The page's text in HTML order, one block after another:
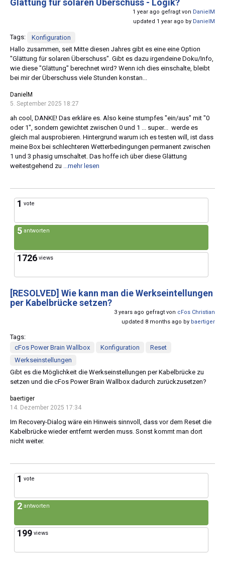
Glättung für solaren Überschuss - Logik?
1 year ago gefragt von DanielM
updated 1 year ago by DanielM
Tags:
Konfiguration
Hallo zusammen, seit Mitte diesen Jahres gibt es eine eine Option
"Glättung für solaren Überschuss". Gibt es dazu irgendeine Doku/Info,
wie diese "Glättung" berechnet wird? Wenn ich dies einschalte, bleibt
bei mir der Überschuss viele Stunden konstan...
DanielM
5. September 2025 18:27
ah cool, DANKE! Das erkläre es. Also keine stumpfes "ein/aus" mit "0
oder 1", sondern gewichtet zwischen 0 und 1 ... super... werde es
gleich mal ausprobieren. Hintergrund warum ich es testen will, ist dass
meine Box bei schlechteren Wetterbedingungen permanent zwischen
1 und 3 phasig umschaltet. Das hoffe ich über diese Glättung
weitestgehend zu ...mehr lesen
1 vote
5 antworten
1726 views
[RESOLVED] Wie kann man die Werkseintellungen
per Kabelbrücke setzen?
3 years ago gefragt von cFos Christian
updated 8 months ago by baertiger
Tags:
cFos Power Brain Wallbox
Konfiguration
Reset
Werkseinstellungen
Gibt es die Möglichkeit die Werkseinstellungen per Kabelbrücke zu
setzen und die cFos Power Brain Wallbox dadurch zurückzusetzen?
baertiger
14. Dezember 2025 17:34
Im Recovery-Dialog wäre ein Hinweis sinnvoll, dass vor dem Reset die
Kabelbrücke wieder entfernt werden muss. Sonst kommt man dort
nicht weiter.
1 vote
2 antworten
199 views